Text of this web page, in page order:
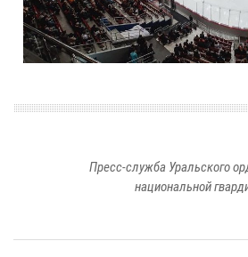
Пресс-служба Уральского
национальной